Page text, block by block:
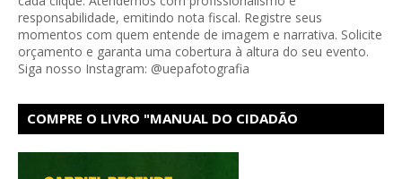
responsabilidade, emitindo nota fiscal. Registre seus
momentos com quem entende de imagem e narrativa. Solicite
orçamento e garanta uma cobertura à altura do seu evento.
Siga nosso Instagram: @uepafotografia
COMPRE O LIVRO "MANUAL DO CIDADÃO